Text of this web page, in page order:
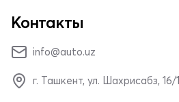
Контакты
info@auto.uz
г. Ташкент, ул. Шахрисабз, 16/1